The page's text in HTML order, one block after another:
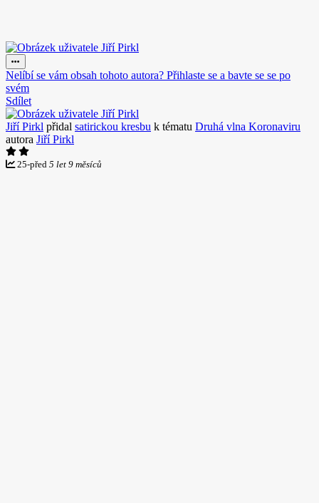
Nelíbí se vám obsah tohoto autora? Přihlaste se a bavte se se po
svém
Sdílet
Jiří Pirkl přidal satirickou kresbu k tématu Druhá vlna Koronaviru
autora Jiří Pirkl
25-před 5 let 9 měsíců